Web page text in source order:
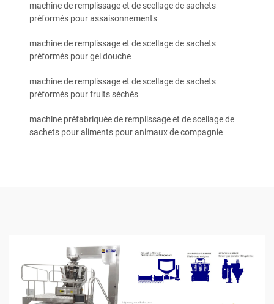
machine de remplissage et de scellage de sachets
préformés pour assaisonnements
machine de remplissage et de scellage de sachets
préformés pour gel douche
machine de remplissage et de scellage de sachets
préformés pour fruits séchés
machine préfabriquée de remplissage et de scellage de
sachets pour aliments pour animaux de compagnie